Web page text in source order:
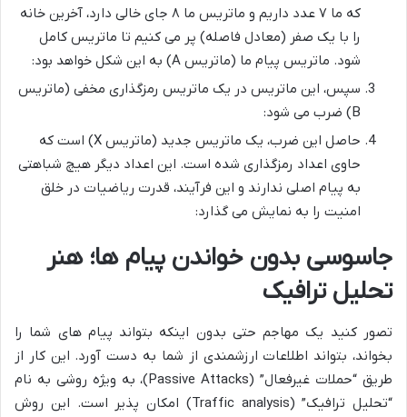
که ما ۷ عدد داریم و ماتریس ما ۸ جای خالی دارد، آخرین خانه
را با یک صفر (معادل فاصله) پر می کنیم تا ماتریس کامل
شود. ماتریس پیام ما (ماتریس A) به این شکل خواهد بود:
سپس، این ماتریس در یک ماتریس رمزگذاری مخفی (ماتریس
B) ضرب می شود:
حاصل این ضرب، یک ماتریس جدید (ماتریس X) است که
حاوی اعداد رمزگذاری شده است. این اعداد دیگر هیچ شباهتی
به پیام اصلی ندارند و این فرآیند، قدرت ریاضیات در خلق
امنیت را به نمایش می گذارد:
جاسوسی بدون خواندن پیام ها؛ هنر
تحلیل ترافیک
تصور کنید یک مهاجم حتی بدون اینکه بتواند پیام های شما را
بخواند، بتواند اطلاعات ارزشمندی از شما به دست آورد. این کار از
طریق “حملات غیرفعال” (Passive Attacks)، به ویژه روشی به نام
“تحلیل ترافیک” (Traffic analysis) امکان پذیر است. این روش